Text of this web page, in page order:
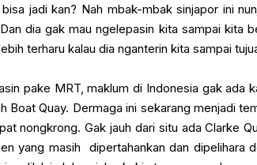
jadi kan? Nah mbak-mbak sinjapor ini
dia gak mau ngelepasin kita sampai kita
terharu kalau dia nganterin kita sampai
pake MRT, maklum di Indonesia gak ada
Boat Quay. Dermaga ini sekarang menjadi
nongkrong. Gak jauh dari situ ada Clarke
yang masih dipertahankan dan dipelihara